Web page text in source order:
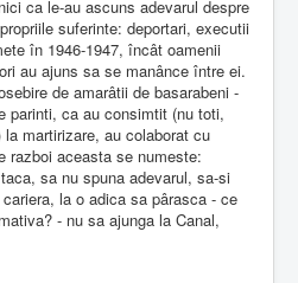
ca le-au ascuns adevarul despre
suferinte: deportari, executii
în 1946-1947, încât oamenii
au ajuns sa se manânce între ei.
de amarâtii de basarabeni -
parinti, ca au consimtit (nu toti,
martirizare, au colaborat cu
razboi aceasta se numeste:
sa nu spuna adevarul, sa-si
la o adica sa pârasca - ce
- nu sa ajunga la Canal,